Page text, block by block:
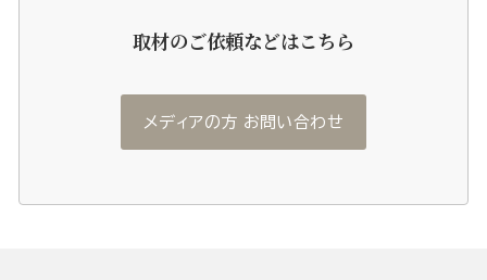
取材のご依頼などはこちら
メディアの方 お問い合わせ